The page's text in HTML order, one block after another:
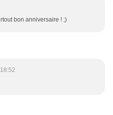
bon anniversaire ! ;)